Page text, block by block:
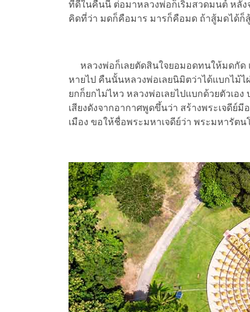
ที่ดีในคืนนี้ ต่อมาหลวงพ่อก็เริ่มสวดมนต์ หลั
คิดที่ว่า มดก็คือมาร มารก็คือมด ถ้าสู้มดได้ก็
หลวงพ่อก็เลยตัดสินใจยอมอดทนให้มดกัด
หายไป คืนนั้นหลวงพ่อเลยนิมิตว่าได้แบกไม้ไ
ยกก็ยกไม่ไหว หลวงพ่อเลยไปแบกด้วยตัวเอ
เสียงดังจากอากาศพูดขึ้นว่า สร้างพระเจดี
เมือง ขอให้ชื่อพระมหาเจดีย์ว่า พระมหารัต